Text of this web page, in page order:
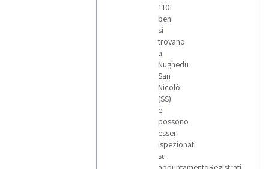
110I
beni
si
trovano
a
Nughedu
San
Nicolò
(SS)
e
possono
esser
ispezionati
su